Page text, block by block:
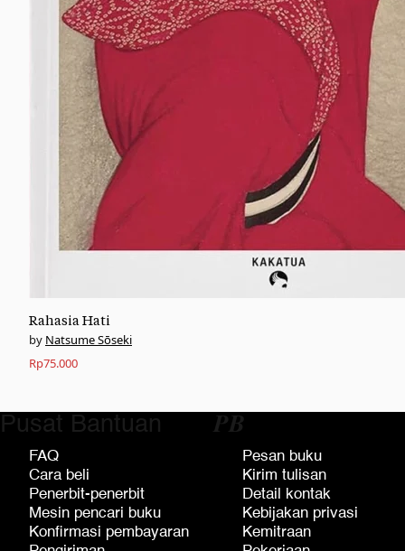
Rahasia Hati
Natsume Sōseki
Rp75.000
Pusat Bantuan
FAQ
Cara beli
Penerbit-penerbit
Mesin pencari buku
Konfirmasi pembayaran
𝑷𝑩
Pesan buku
Kirim tulisan
Detail kontak
Kebijakan privasi
Kemitraan